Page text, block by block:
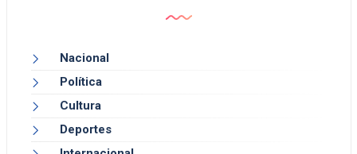
Nacional
Política
Cultura
Deportes